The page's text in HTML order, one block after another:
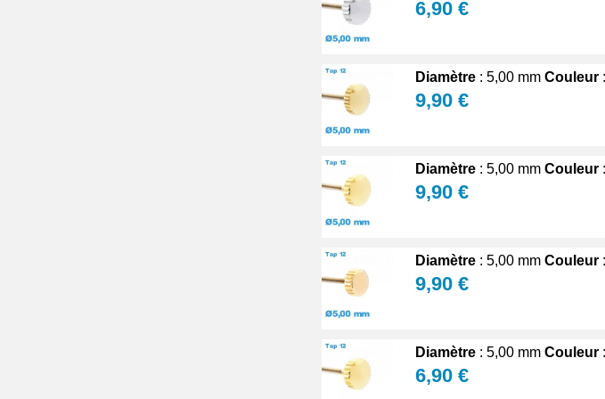
L'équipe My-Montre.com accompagne ses clients à toutes les étapes, aussi bien pour identifier la
pour répondre à vos questions techniques, vous permettant de choisir la pièce parfaitement adaptée
6,90 €
Diamètre : 5,00 mm Couleur
9,90 €
Diamètre : 5,00 mm Couleur
9,90 €
Diamètre : 5,00 mm Couleur
9,90 €
Diamètre : 5,00 mm Couleur
6,90 €